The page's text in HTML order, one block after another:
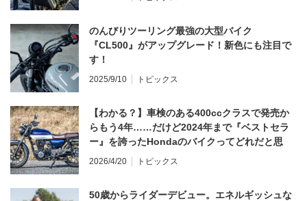
のんびりツーリング最強の大型バイク
『CL500』がアップグレード！新色にも注目で
す！
2025/9/10 トピックス
【わかる？】車検のある400ccクラスで発売か
らもう4年……だけど2024年まで『ベストセラ
ー』を誇ったHondaのバイクってどれだと思
う？
2026/4/20 トピックス
50歳からライダーデビュー。エネルギッシュな